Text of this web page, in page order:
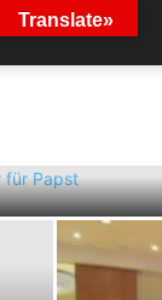
Translate»